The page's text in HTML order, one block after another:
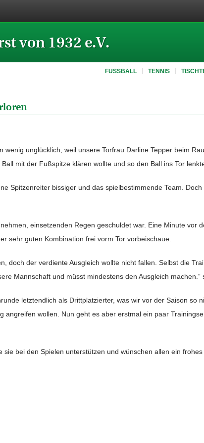
von 1932 e.V.
FUSSBALL TENNIS
unglücklich, weil unsere Torfrau Darline Tepper beim
mit der Fußspitze klären wollte und so den Ball ins Tor
Spitzenreiter bissiger und das spielbestimmende Team.
einsetzenden Regen geschuldet war. Eine Minute vor
sehr guten Kombination frei vorm Tor vorbeischaue.
doch der verdiente Ausgleich wollte nicht fallen. Selbst die
Mannschaft und müsst mindestens den Ausgleich machen.”
letztendlich als Drittplatzierter, was wir vor der Saison so
angreifen wollen. Nun geht es aber erstmal ein paar
bei den Spielen unterstützen und wünschen allen ein